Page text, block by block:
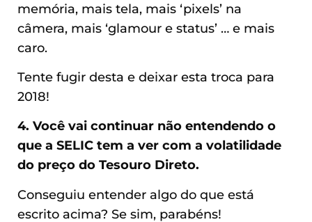
memória, mais tela, mais ‘pixels’ na
câmera, mais ‘glamour e status’ … e mais
caro.
Tente fugir desta e deixar esta troca para
2018!
4. Você vai continuar não entendendo o
que a SELIC tem a ver com a volatilidade
do preço do Tesouro Direto.
Conseguiu entender algo do que está
escrito acima? Se sim, parabéns!